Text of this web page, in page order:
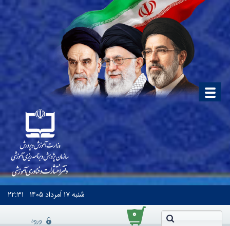
شنبه۱۷ اَمرداد ۱۴۰۵ ۲۲:۳۱
۰
ورود